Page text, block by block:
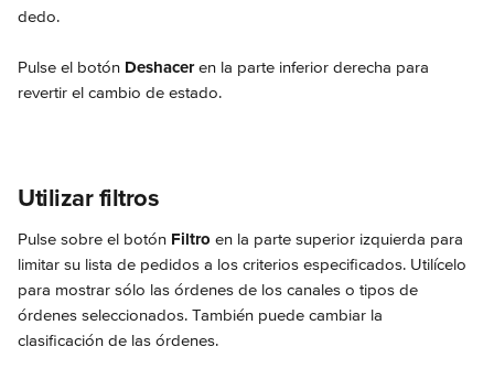
dedo.
Pulse el botón Deshacer en la parte inferior derecha para
revertir el cambio de estado.
Utilizar filtros
Pulse sobre el botón Filtro en la parte superior izquierda para
limitar su lista de pedidos a los criterios especificados. Utilícelo
para mostrar sólo las órdenes de los canales o tipos de
órdenes seleccionados. También puede cambiar la
clasificación de las órdenes.